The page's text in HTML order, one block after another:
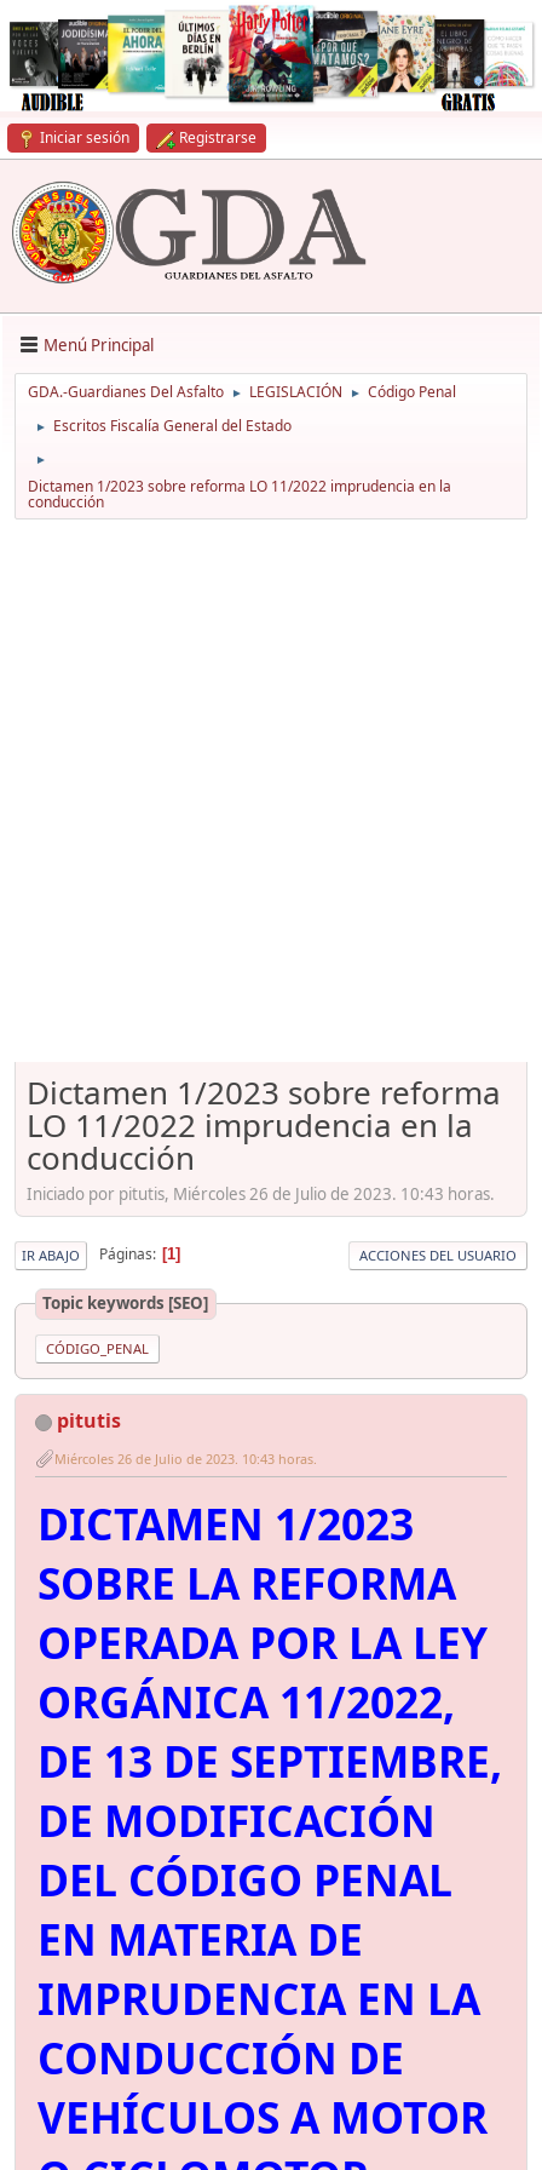
Iniciar sesión Registrarse
Menú Principal
GDA.-Guardianes Del Asfalto ► LEGISLACIÓN ► Código Penal
► Escritos Fiscalía General del Estado
►
Dictamen 1/2023 sobre reforma LO 11/2022 imprudencia en la
conducción
Dictamen 1/2023 sobre reforma
LO 11/2022 imprudencia en la
conducción
Iniciado por pitutis, Miércoles 26 de Julio de 2023. 10:43 horas.
IR ABAJO Páginas 1 ACCIONES DEL USUARIO
Topic keywords [SEO]
CÓDIGO_PENAL
pitutis
Miércoles 26 de Julio de 2023. 10:43 horas.
DICTAMEN 1/2023
SOBRE LA REFORMA
OPERADA POR LA LEY
ORGÁNICA 11/2022,
DE 13 DE SEPTIEMBRE,
DE MODIFICACIÓN
DEL CÓDIGO PENAL
EN MATERIA DE
IMPRUDENCIA EN LA
CONDUCCIÓN DE
VEHÍCULOS A MOTOR